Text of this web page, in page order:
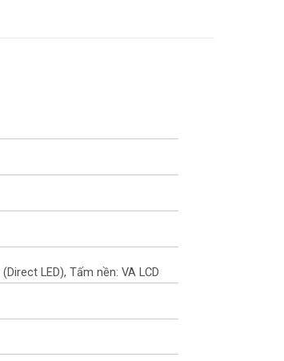
LED), Tấm nền: VA LCD